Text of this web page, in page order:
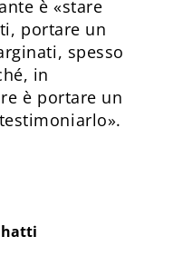
è «stare
portare un
spesso
in
è portare un